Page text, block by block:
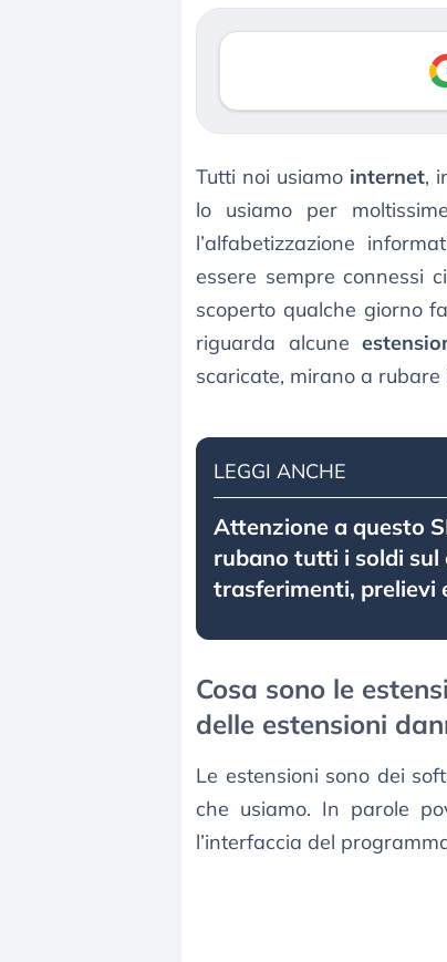
Tutti noi usiamo internet,
lo usiamo per
l’alfabetizzazione
essere sempre connessi
scoperto qualche giorno
riguarda alcune
scaricate, mirano a
LEGGI ANCHE
Attenzione a questo
rubano tutti i soldi sul
trasferimenti, prelievi
Cosa sono le
delle estensioni
Le estensioni sono dei
che usiamo. In parole
l’interfaccia del
sempre più sganciata
24 luglio 2026